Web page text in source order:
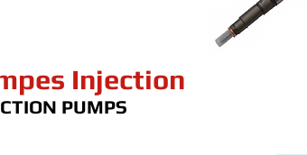
Injection
PUMPS